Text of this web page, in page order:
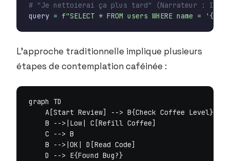
# "Je nettoierai ça plus tard" (Narrateur : Il
query = f"SELECT * FROM users WHERE name = '{
L’approche traditionnelle implique plusieurs
étapes de contemplation caféinée :
graph TD
    A[Start Review] --> B{Check Coffee Level}
    B -->|Low| C[Refill Coffee]
    C --> B
    B -->|OK| D[Read Code]
    D --> E{Found Bug?}